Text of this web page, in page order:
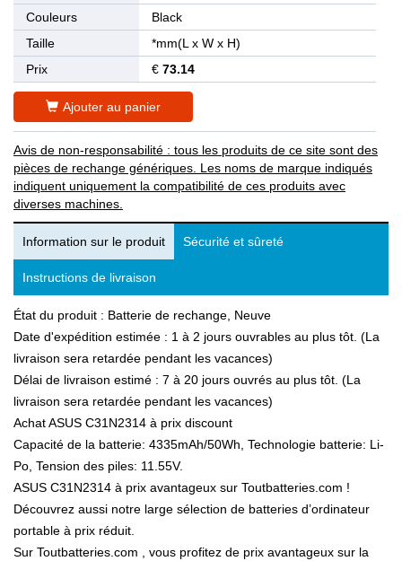
Couleurs
Black
Taille
*mm(L x W x H)
Prix
€ 73.14
Ajouter au panier
Avis de non-responsabilité : tous les produits de ce site sont des
pièces de rechange génériques. Les noms de marque indiqués
indiquent uniquement la compatibilité de ces produits avec
diverses machines.
Information sur le produit Sécurité et sûreté
Instructions de livraison
État du produit : Batterie de rechange, Neuve
Date d'expédition estimée : 1 à 2 jours ouvrables au plus tôt. (La
livraison sera retardée pendant les vacances)
Délai de livraison estimé : 7 à 20 jours ouvrés au plus tôt. (La
livraison sera retardée pendant les vacances)
Achat ASUS C31N2314 à prix discount
Capacité de la batterie: 4335mAh/50Wh, Technologie batterie: Li-
Po, Tension des piles: 11.55V.
ASUS C31N2314 à prix avantageux sur Toutbatteries.com !
Découvrez aussi notre large sélection de batteries d’ordinateur
portable à prix réduit.
Sur Toutbatteries.com , vous profitez de prix avantageux sur la